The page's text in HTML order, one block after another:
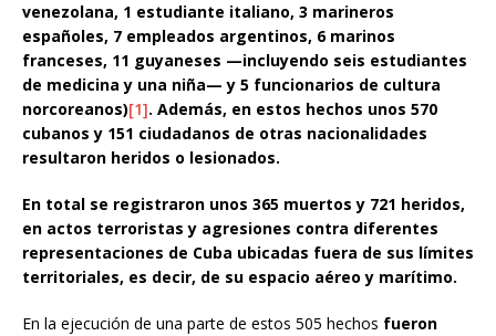
venezolana, 1 estudiante italiano, 3 marineros
españoles, 7 empleados argentinos, 6 marinos
franceses, 11 guyaneses —incluyendo seis estudiantes
de medicina y una niña— y 5 funcionarios de cultura
norcoreanos)[1]. Además, en estos hechos unos 570
cubanos y 151 ciudadanos de otras nacionalidades
resultaron heridos o lesionados.
En total se registraron unos 365 muertos y 721 heridos,
en actos terroristas y agresiones contra diferentes
representaciones de Cuba ubicadas fuera de sus límites
territoriales, es decir, de su espacio aéreo y marítimo.
En la ejecución de una parte de estos 505 hechos fueron